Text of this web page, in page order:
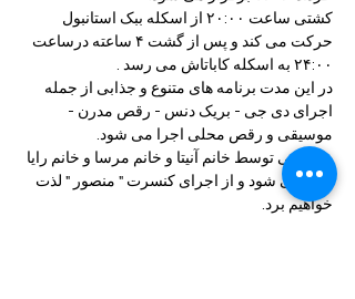
کشتی ساعت ۲۰:۰۰ از اسکله ببک استانبول
حرکت می کند و پس از گشت ۴ ساعته درساعت
۲۴:۰۰ به اسکله کاباتاش می رسد .
در این مدت برنامه های متنوع و جذابی از جمله
اجرای دی جی - بریک دنس - رقص مدرن -
موسیقی و رقص محلی اجرا می شود.
موسیقی توسط خانم آنیتا و خانم مرسا و خانم رایا
اجرا می شود و از اجرای کنسرت " منصور " لذت
خواهیم برد.